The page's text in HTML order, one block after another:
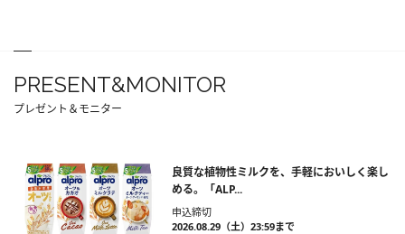
PRESENT&MONITOR
プレゼント＆モニター
良質な植物性ミルクを、手軽においしく楽し
める。「ALP...
申込締切
2026.08.29（土）23:59まで